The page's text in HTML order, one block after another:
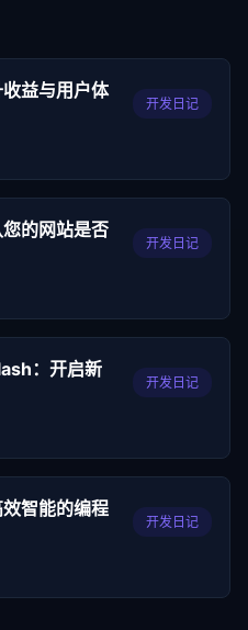
益与用户体
开发日记
的网站是否
开发日记
：开启新
开发日记
智能的编程
开发日记